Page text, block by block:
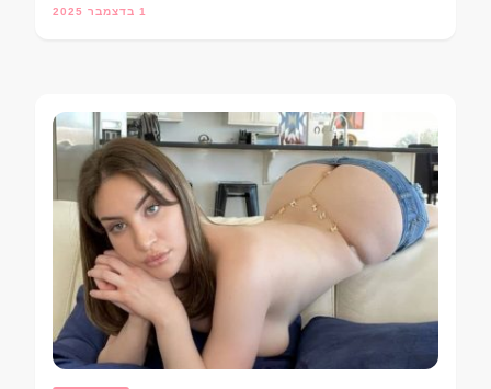
1 בדצמבר 2025